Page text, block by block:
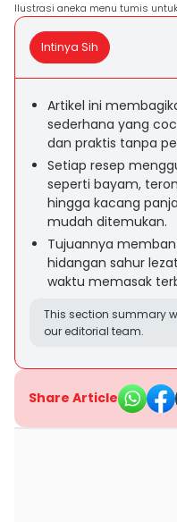
Ilustrasi aneka menu tumis
Intinya Sih
Artikel ini
sederhana yang
dan praktis tanpa
Setiap resep
seperti bayam,
hingga kacang
mudah ditemukan.
Tujuannya
hidangan sahur
waktu memasak
This section summary
our editorial team.
Share Article